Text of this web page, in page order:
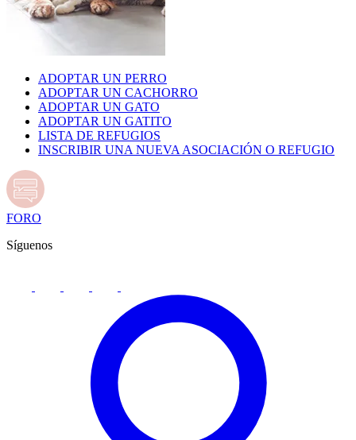
ADOPTAR UN PERRO
ADOPTAR UN CACHORRO
ADOPTAR UN GATO
ADOPTAR UN GATITO
LISTA DE REFUGIOS
INSCRIBIR UNA NUEVA ASOCIACIÓN O REFUGIO
FORO
Síguenos